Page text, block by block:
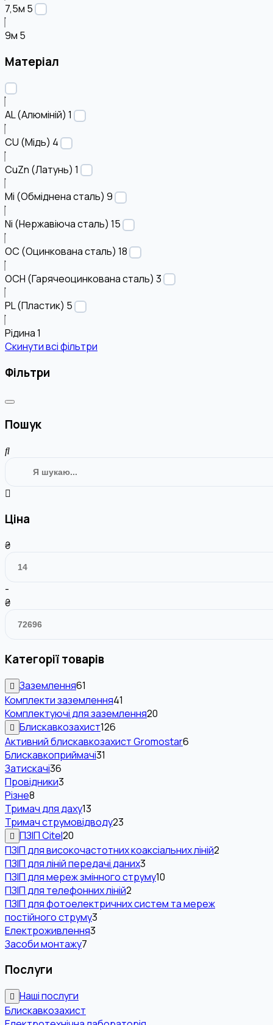
7,5м 5
9м 5
Матеріал
AL (Алюміній) 1
CU (Мідь) 4
CuZn (Латунь) 1
Mi (Обміднена сталь) 9
Ni (Нержавіюча сталь) 15
OC (Оцинкована сталь) 18
OCH (Гарячеоцинкована сталь) 3
PL (Пластик) 5
Рідина1
Скинути всі фільтри
Фільтри
Пошук
Ціна
₴
-
₴
Категорії товарів
Заземлення61
Комплекти заземлення41
Комплектуючі для заземлення20
Блискавкозахист126
Активний блискавкозахист Gromostar6
Блискавкоприймачі31
Затискачі36
Провідники3
Різне8
Тримач для даху13
Тримач струмовідводу23
ПЗІП Citel20
ПЗІП для високочастотних коаксіальних ліній2
ПЗІП для ліній передачі даних3
ПЗІП для мереж змінного струму10
ПЗІП для телефонних ліній2
ПЗІП для фотоелектричних систем та мереж
постійного струму3
Електроживлення3
Засоби монтажу7
Послуги
Наші послуги
Блискавкозахист